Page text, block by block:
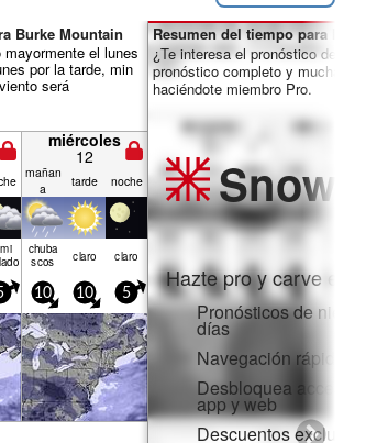
Burke Mountain
el lunes
por la tarde, min
será
miércoles
12
mañan
a
tarde noche
chuba
scos claro claro
10 10 5
Resumen del tiempo para los días
¿Te interesa el pronóstico de 16
pronóstico completo y muchas más
haciéndote miembro Pro.
Snow
Hazte pro y carve en:
Pronósticos de nieve
días
Navegación rápida sin
Desbloquea acceso
app y web
Descuentos exclusivos